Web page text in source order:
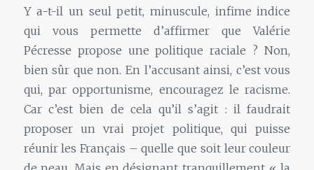
Y a-t-il un seul petit, minuscule, infime indice
qui vous permette d’affirmer que Valérie
Pécresse propose une politique raciale ? Non,
bien sûr que non. En l’accusant ainsi, c’est vous
qui, par opportunisme, encouragez le racisme.
Car c’est bien de cela qu’il s’agit : il faudrait
proposer un vrai projet politique, qui puisse
réunir les Français – quelle que soit leur couleur